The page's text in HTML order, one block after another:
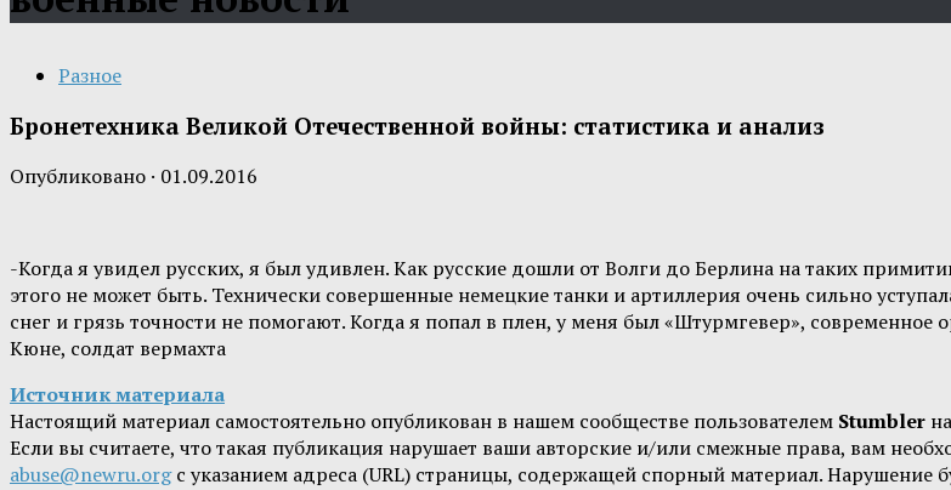
Разное
Бронетехника Великой Отечественной войны: статистика и анализ
Опубликовано · 01.09.2016
-Когда я увидел русских, я был удивлен. Как русские дошли от Волги до Берлина на таких
этого не может быть. Технически совершенные немецкие танки и артиллерия очень сильно
снег и грязь точности не помогают. Когда я попал в плен, у меня был «Штурмгевер»,
Кюне, солдат вермахта
Источник материала
Настоящий материал самостоятельно опубликован в нашем сообществе пользователем Stumbler
Если вы считаете, что такая публикация нарушает ваши авторские и/или смежные права, вам
abuse@newru.orgс указанием адреса (URL) страницы, содержащей спорный материал. Нарушение